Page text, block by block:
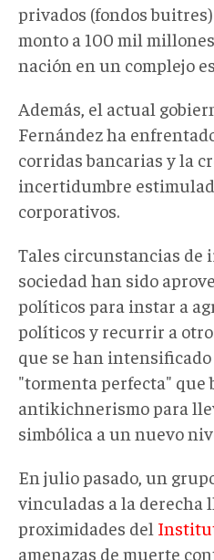
privados (fondos
monto a 100 mil
nación en un complejo
Además, el actual
Fernández ha
corridas bancarias y la
incertidumbre
corporativos.
Tales circunstancias de
sociedad han sido
políticos para instar a
políticos y recurrir a
que se han intensificado
"tormenta perfecta" que
antikichnerismo para
simbólica a un nuevo
En julio pasado, un
vinculadas a la derecha
proximidades del
amenazas de muerte